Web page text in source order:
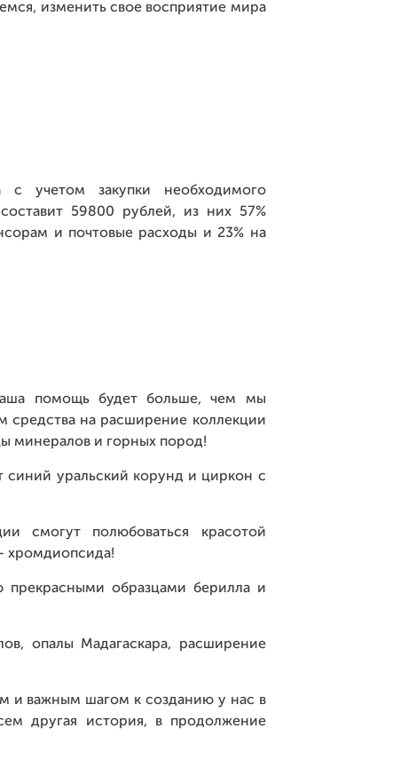
изменить свое восприятие мира
с учетом закупки необходимого
59800 рублей, из них 57%
и почтовые расходы и 23% на
помощь будет больше, чем мы
средства на расширение коллекции
минералов и горных пород!
уральский корунд и циркон с
смогут полюбоваться красотой
хромдиопсида!
образцами берилла и
опалы Мадагаскара, расширение
и важным шагом к созданию у нас в
другая история, в продолжение